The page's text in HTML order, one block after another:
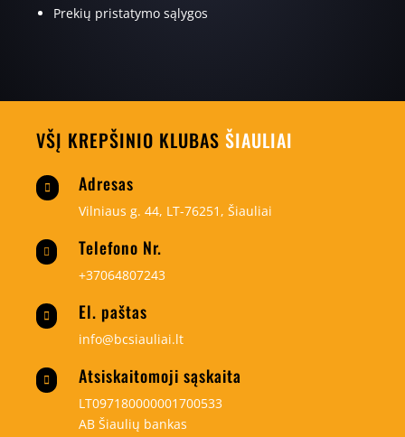
Prekių pristatymo sąlygos
VŠĮ KREPŠINIO KLUBAS ŠIAULIAI
 Adresas
Vilniaus g. 44, LT-76251, Šiauliai
 Telefono Nr.
+37064807243
 El. paštas
info@bcsiauliai.lt
 Atsiskaitomoji sąskaita
LT097180000001700533
AB Šiaulių bankas